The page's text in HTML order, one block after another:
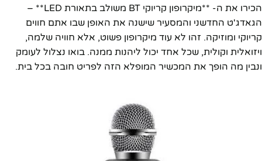
הכירו את ה- **מיקרופון קריוקי BT משולב בתאורת LED** –
הגאדג'ט החדשני והמסעיר שישנה את האופן שבו אתם חווים
קריוקי ומוזיקה. זהו לא עוד מיקרופון פשוט, אלא חוויה שלמה,
ויזואלית וקולית, שכל אחד יכול ליהנות ממנה. בואו נצלול לעומק
ונבין מה הופך את המכשיר המופלא הזה לפריט חובה בכל בית.